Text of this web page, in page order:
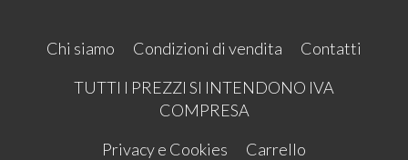
Chi siamo Condizioni di vendita
Contatti
TUTTI I PREZZI SI INTENDONO IVA
COMPRESA
Privacy e Cookies
Carrello